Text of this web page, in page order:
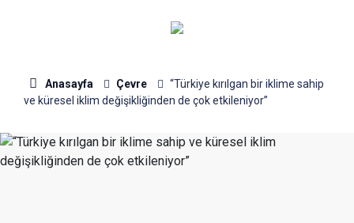
Anasayfa Çevre
“Türkiye kırılgan bir iklime sahip
ve küresel iklim değişikliğinden de çok etkileniyor”